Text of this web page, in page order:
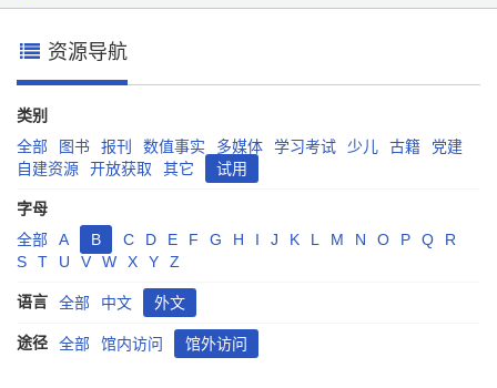
资源导航
类别
全部
图书 报刊 数值事实 多媒体 学习考试 少儿 古籍
党建
自建资源
开放获取 其它 试用
字母
全部
A B C D E F G H I J K L M N O P Q
R
S
T U V W X Y Z
语言 全部 中文 外文
途径 全部 馆内访问 馆外访问